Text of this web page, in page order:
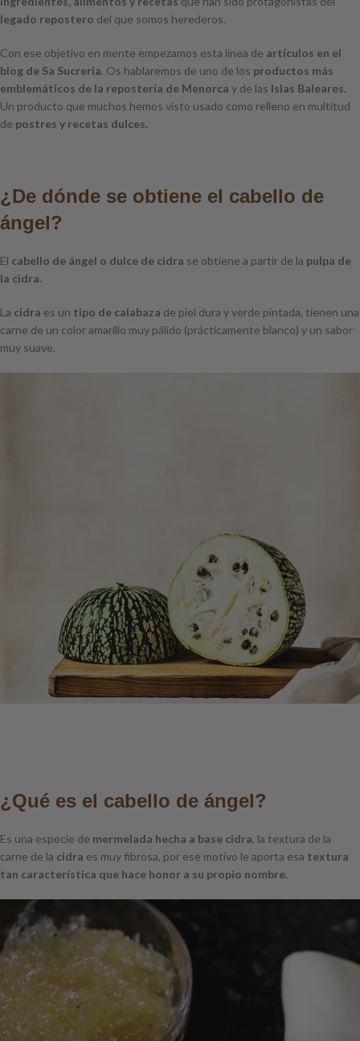
legado repostero del que somos herederos.
Con ese objetivo en mente empezamos esta línea de artículos en el
blog de Sa Sucreria. Os hablaremos de uno de los productos más
emblemáticos de la repostería de Menorca y de las Islas Baleares.
Un producto que muchos hemos visto usado como relleno en multitud
de postres y recetas dulces.
¿De dónde se obtiene el cabello de
ángel?
El cabello de ángel o dulce de cidra se obtiene a partir de la pulpa de
la cidra.
La cidra es un tipo de calabaza de piel dura y verde pintada, tienen una
carne de un color amarillo muy pálido (prácticamente blanco) y un sabor
muy suave.
¿Qué es el cabello de ángel?
Es una especie de mermelada hecha a base cidra, la textura de la
carne de la cidra es muy fibrosa, por ese motivo le aporta esa textura
tan característica que hace honor a su propio nombre.